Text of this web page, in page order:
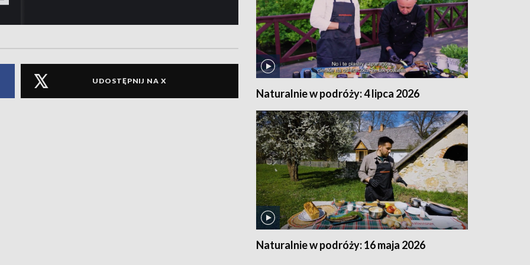
UDOSTĘPNIJ NA X
Naturalnie w podróży: 4 lipca 2026
Naturalnie w podróży: 16 maja 2026